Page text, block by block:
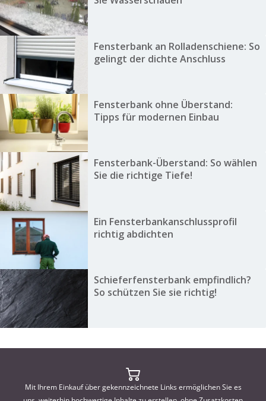
Fensterbank an Rolladenschiene: So
gelingt der dichte Anschluss
Fensterbank ohne Überstand:
Tipps für modernen Einbau
Fensterbank-Überstand: So wählen
Sie die richtige Tiefe!
Ein Fensterbankanschlussprofil
richtig abdichten
Schieferfensterbank empfindlich?
So schützen Sie sie richtig!
Mit Ihrem Einkauf über gekennzeichnete Links ermöglichen Sie es